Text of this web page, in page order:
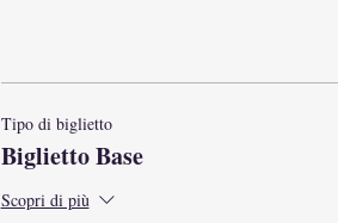
Tutte le nostre
Necessario arrivare 10 minuti
Percorso privo di barriere
Tipo di biglietto
Biglietto Base
Scopri di più